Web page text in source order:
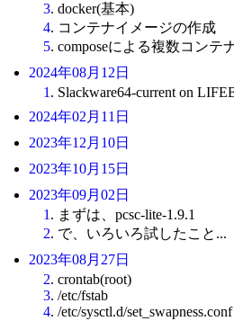
3. docker(基本)
4. コンテナイメージの作成
5. composeによる複数コンテ
2024年08月12日
1 . Slackware64-current on
2024年02月11日
2023年12月10日
2023年10月15日
2023年09月02日
1. まずは、pcsc-lite-1.9.1
2. で、いろいろ試したこと...
2023年08月27日
2. crontab(root)
3. /etc/fstab
4. /etc/sysctl.d/set_swapness.conf